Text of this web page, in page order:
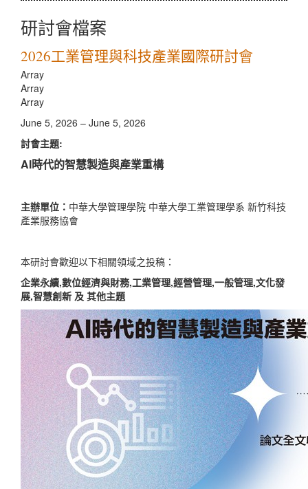
研討會檔案
2026工業管理與科技產業國際研討會
Array
Array
Array
June 5, 2026 – June 5, 2026
討會主題:
AI時代的智慧製造與產業重構
主辦單位： 中華大學管理學院 中華大學工業管理學系 新竹科技
產業服務協會
本研討會歡迎以下相關領域之投稿：
企業永續,數位經濟與財務,工業管理,經營管理,一般管理,文化發
展,智慧創新 及 其他主題